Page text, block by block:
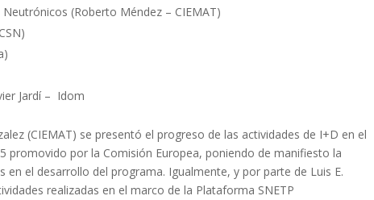
(Roberto Méndez – CIEMAT)
Jardí – Idom
(CIEMAT) se presentó el progreso de las actividades de I+D en el
promovido por la Comisión Europea, poniendo de manifiesto la
el desarrollo del programa. Igualmente, y por parte de Luis E.
realizadas en el marco de la Plataforma SNETP